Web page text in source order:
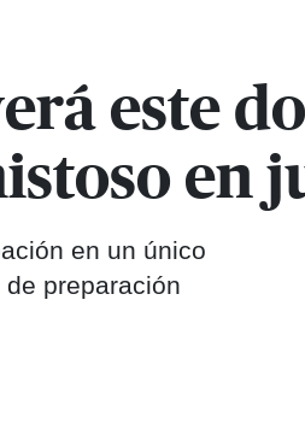
este
en
en un único
preparación